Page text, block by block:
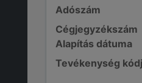
Adószám
Cégjegyzékszám
Alapítás dátuma
Tevékenység